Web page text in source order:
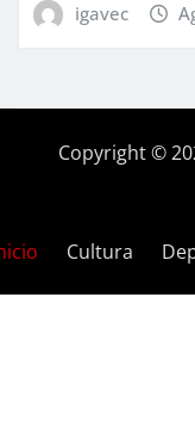
igavec
Copyright ©
Cultura